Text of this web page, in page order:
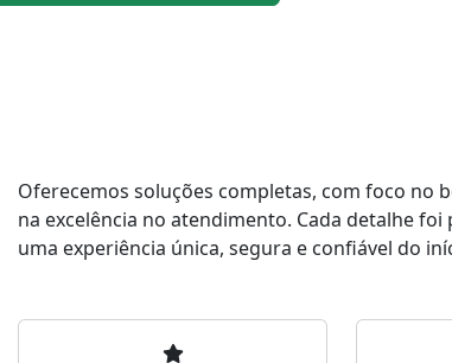
Oferecemos soluções completas, com foco no
na excelência no atendimento. Cada detalhe
uma experiência única, segura e confiável do